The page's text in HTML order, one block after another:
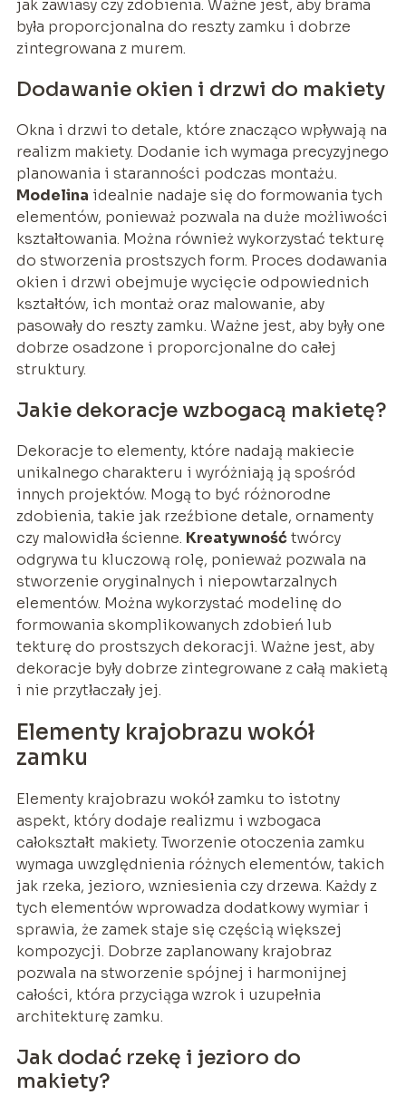
jak zawiasy czy zdobienia. Ważne jest, aby brama
była proporcjonalna do reszty zamku i dobrze
zintegrowana z murem.
Dodawanie okien i drzwi do makiety
Okna i drzwi to detale, które znacząco wpływają na
realizm makiety. Dodanie ich wymaga precyzyjnego
planowania i staranności podczas montażu.
Modelina idealnie nadaje się do formowania tych
elementów, ponieważ pozwala na duże możliwości
kształtowania. Można również wykorzystać tekturę
do stworzenia prostszych form. Proces dodawania
okien i drzwi obejmuje wycięcie odpowiednich
kształtów, ich montaż oraz malowanie, aby
pasowały do reszty zamku. Ważne jest, aby były one
dobrze osadzone i proporcjonalne do całej
struktury.
Jakie dekoracje wzbogacą makietę?
Dekoracje to elementy, które nadają makiecie
unikalnego charakteru i wyróżniają ją spośród
innych projektów. Mogą to być różnorodne
zdobienia, takie jak rzeźbione detale, ornamenty
czy malowidła ścienne. Kreatywnośćtwórcy
odgrywa tu kluczową rolę, ponieważ pozwala na
stworzenie oryginalnych i niepowtarzalnych
elementów. Można wykorzystać modelinę do
formowania skomplikowanych zdobień lub
tekturę do prostszych dekoracji. Ważne jest, aby
dekoracje były dobrze zintegrowane z całą makietą
i nie przytłaczały jej.
Elementy krajobrazu wokół
zamku
Elementy krajobrazu wokół zamku to istotny
aspekt, który dodaje realizmu i wzbogaca
całokształt makiety. Tworzenie otoczenia zamku
wymaga uwzględnienia różnych elementów, takich
jak rzeka, jezioro, wzniesienia czy drzewa. Każdy z
tych elementów wprowadza dodatkowy wymiar i
sprawia, że zamek staje się częścią większej
kompozycji. Dobrze zaplanowany krajobraz
pozwala na stworzenie spójnej i harmonijnej
całości, która przyciąga wzrok i uzupełnia
architekturę zamku.
Jak dodać rzekę i jezioro do
makiety?